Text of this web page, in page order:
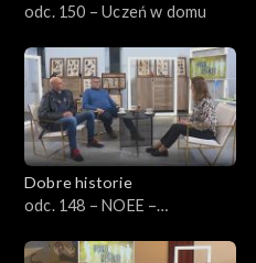
odc. 150 – Uczeń w domu
Dobre historie
odc. 148 – NOEE –
Edukacji Ekologicznej